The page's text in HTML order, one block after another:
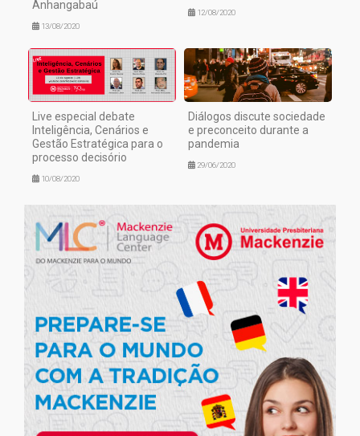
Anhangabaú
13/08/2020
12/08/2020
Live especial debate
Inteligência, Cenários e
Gestão Estratégica para o
processo decisório
10/08/2020
Diálogos discute sociedade
e preconceito durante a
pandemia
29/06/2020